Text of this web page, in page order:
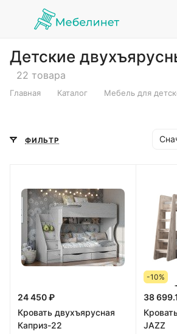
Детские
22 товара
Главная Каталог Мебель для
ФИЛЬТР
24 450 ₽
Кровать двухъярусная
Каприз-22
-10%
38
JAZZ